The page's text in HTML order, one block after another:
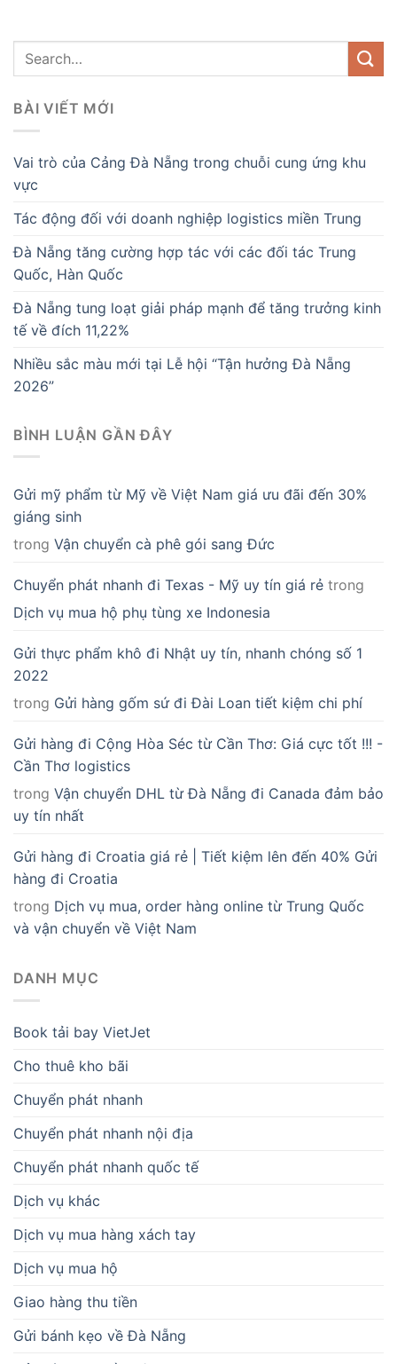
BÀI VIẾT MỚI
Vai trò của Cảng Đà Nẵng trong chuỗi cung ứng khu
vực
Tác động đối với doanh nghiệp logistics miền Trung
Đà Nẵng tăng cường hợp tác với các đối tác Trung
Quốc, Hàn Quốc
Đà Nẵng tung loạt giải pháp mạnh để tăng trưởng kinh
tế về đích 11,22%
Nhiều sắc màu mới tại Lễ hội “Tận hưởng Đà Nẵng
2026”
BÌNH LUẬN GẦN ĐÂY
Gửi mỹ phẩm từ Mỹ về Việt Nam giá ưu đãi đến 30%
giáng sinh
trong Vận chuyển cà phê gói sang Đức
Chuyển phát nhanh đi Texas - Mỹ uy tín giá rẻ trong
Dịch vụ mua hộ phụ tùng xe Indonesia
Gửi thực phẩm khô đi Nhật uy tín, nhanh chóng số 1
2022
trong Gửi hàng gốm sứ đi Đài Loan tiết kiệm chi phí
Gửi hàng đi Cộng Hòa Séc từ Cần Thơ: Giá cực tốt !!! -
Cần Thơ logistics
trong Vận chuyển DHL từ Đà Nẵng đi Canada đảm bảo
uy tín nhất
Gửi hàng đi Croatia giá rẻ | Tiết kiệm lên đến 40% Gửi
hàng đi Croatia
trong Dịch vụ mua, order hàng online từ Trung Quốc
và vận chuyển về Việt Nam
DANH MỤC
Book tải bay VietJet
Cho thuê kho bãi
Chuyển phát nhanh
Chuyển phát nhanh nội địa
Chuyển phát nhanh quốc tế
Dịch vụ khác
Dịch vụ mua hàng xách tay
Dịch vụ mua hộ
Giao hàng thu tiền
Gửi bánh kẹo về Đà Nẵng